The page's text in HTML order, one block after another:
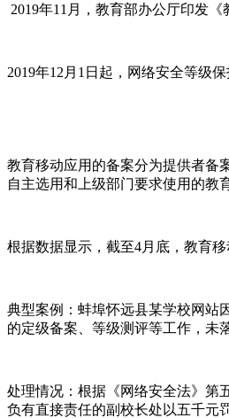
2019年11月，教育部办公厅印发
2019年12月1日起，网络安全等级保
教育移动应用的备案分为提供者备
自主选用和上级部门要求使用的教
根据数据显示，截至4月底，教育
典型案例：蚌埠怀远县某学校网站
的定级备案、等级测评等工作，未
处理情况：根据《网络安全法》第
负有直接责任的副校长处以五千元